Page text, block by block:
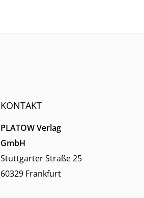
KONTAKT
PLATOW Verlag
GmbH
Stuttgarter Straße 25
60329 Frankfurt